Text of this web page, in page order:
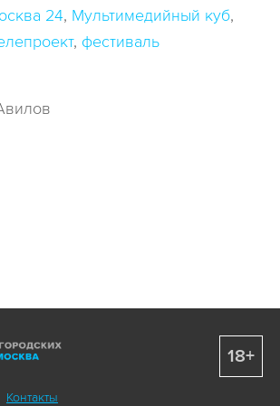
24 Мультимедийный куб
фестиваль
Контакты
18+